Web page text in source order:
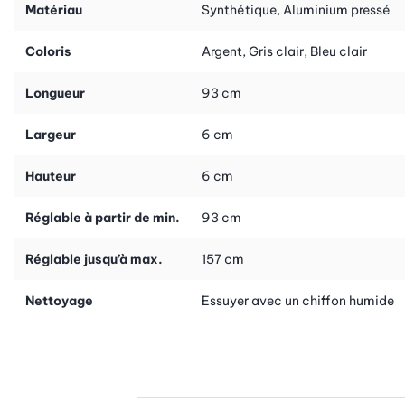
et c’est parti!
Suggestion:
le système de nettoyage «ERGO» (12 pièces)
complet par rapport au prix à l’unité (n° d’art. 25269).
Matériau Synthétique, Aluminium pressé
Coloris Argent, Gris clair, Bleu clair
Longueur 93 cm
Largeur 6 cm
Hauteur 6 cm
Réglable à partir de min. 93 cm
Réglable jusqu’à max. 157 cm
Nettoyage Essuyer avec un chiffon humide